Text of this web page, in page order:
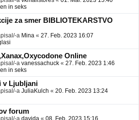
in seks
za smer BIBLIOTEKARSTVO
a Mina « 27. Feb. 2023 16:07
Online
a vanessachuck « 27. Feb. 2023 1:46
in seks
v Ljubljani
a JuliaKulch « 20. Feb. 2023 13:24
forum